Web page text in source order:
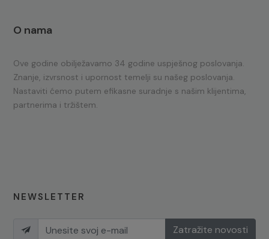
O nama
Ove godine obilježavamo 34 godine uspješnog poslovanja.
Znanje, izvrsnost i upornost temelji su našeg poslovanja.
Nastaviti ćemo putem efikasne suradnje s našim klijentima,
partnerima i tržištem.
NEWSLETTER
Zatražite novosti